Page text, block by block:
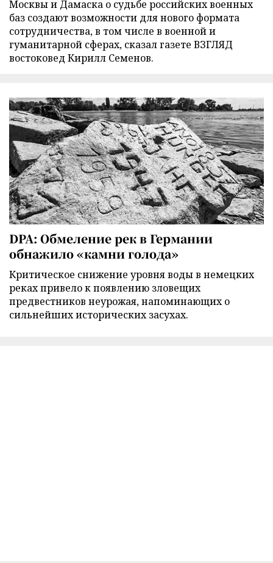
Москвы и Дамаска о судьбе российских военных
баз создают возможности для нового формата
сотрудничества, в том числе в военной и
гуманитарной сферах, сказал газете ВЗГЛЯД
востоковед Кирилл Семенов.
DPA: Обмеление рек в Германии
обнажило «камни голода»
Критическое снижение уровня воды в немецких
реках привело к появлению зловещих
предвестников неурожая, напоминающих о
сильнейших исторических засухах.